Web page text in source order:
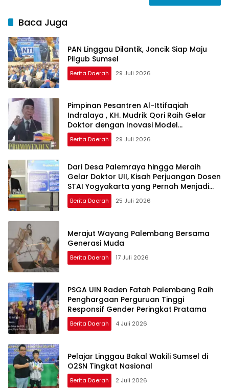
Baca Juga
PAN Linggau Dilantik, Joncik Siap Maju
Pilgub Sumsel
Berita Daerah 29 Juli 2026
Pimpinan Pesantren Al-Ittifaqiah
Indralaya , KH. Mudrik Qori Raih Gelar
Doktor dengan Inovasi Model
Pembelajaran Nagham Al-Qur’an di UMM
Berita Daerah 29 Juli 2026
Dari Desa Palemraya hingga Meraih
Gelar Doktor UII, Kisah Perjuangan Dosen
STAI Yogyakarta yang Pernah Menjadi
Driver Taksi Online
Berita Daerah 25 Juli 2026
Merajut Wayang Palembang Bersama
Generasi Muda
Berita Daerah 17 Juli 2026
PSGA UIN Raden Fatah Palembang Raih
Penghargaan Perguruan Tinggi
Responsif Gender Peringkat Pratama
Berita Daerah 4 Juli 2026
Pelajar Linggau Bakal Wakili Sumsel di
O2SN Tingkat Nasional
Berita Daerah 2 Juli 2026